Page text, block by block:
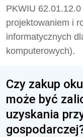
PKWIU 62.01.12.0
projektowaniem i
informatycznych
komputerowych).
Czy zakup
może być
uzyskania